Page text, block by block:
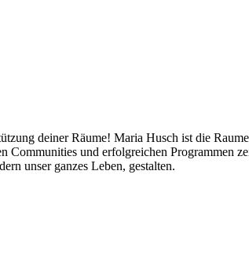
deiner Räume! Maria Husch ist die
und erfolgreichen Programmen
unser ganzes Leben, gestalten.